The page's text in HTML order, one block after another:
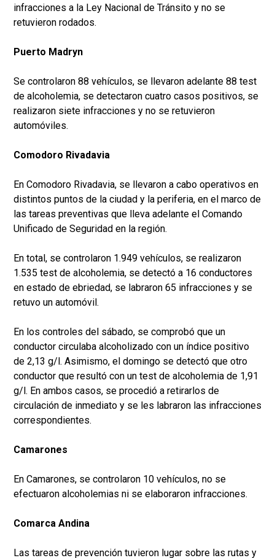
infracciones a la Ley Nacional de Tránsito y no se
retuvieron rodados.
Puerto Madryn
Se controlaron 88 vehículos, se llevaron adelante 88 test
de alcoholemia, se detectaron cuatro casos positivos, se
realizaron siete infracciones y no se retuvieron
automóviles.
Comodoro Rivadavia
En Comodoro Rivadavia, se llevaron a cabo operativos en
distintos puntos de la ciudad y la periferia, en el marco de
las tareas preventivas que lleva adelante el Comando
Unificado de Seguridad en la región.
En total, se controlaron 1.949 vehículos, se realizaron
1.535 test de alcoholemia, se detectó a 16 conductores
en estado de ebriedad, se labraron 65 infracciones y se
retuvo un automóvil.
En los controles del sábado, se comprobó que un
conductor circulaba alcoholizado con un índice positivo
de 2,13 g/l. Asimismo, el domingo se detectó que otro
conductor que resultó con un test de alcoholemia de 1,91
g/l. En ambos casos, se procedió a retirarlos de
circulación de inmediato y se les labraron las infracciones
correspondientes.
Camarones
En Camarones, se controlaron 10 vehículos, no se
efectuaron alcoholemias ni se elaboraron infracciones.
Comarca Andina
Las tareas de prevención tuvieron lugar sobre las rutas y